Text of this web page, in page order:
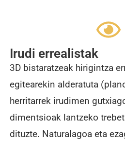
Irudi errealistak
3D bistaratzeak hirigintza
egitearekin alderatuta
herritarrek irudimen
dimentsioak lantzeko
dituzte. Naturalagoa eta